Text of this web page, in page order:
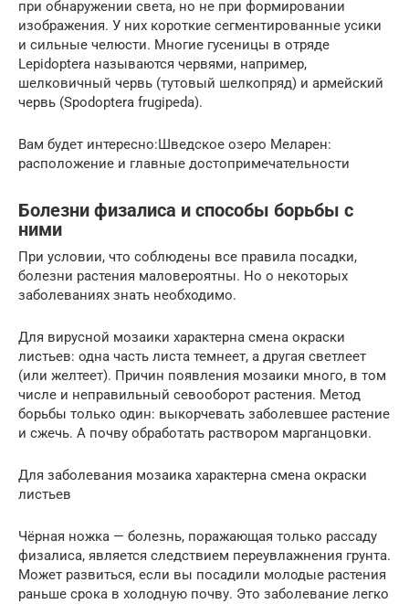
при обнаружении света, но не при формировании
изображения. У них короткие сегментированные усики
и сильные челюсти. Многие гусеницы в отряде
Lepidoptera называются червями, например,
шелковичный червь (тутовый шелкопряд) и армейский
червь (Spodoptera frugipeda).
Вам будет интересно:Шведское озеро Меларен:
расположение и главные достопримечательности
Болезни физалиса и способы борьбы с
ними
При условии, что соблюдены все правила посадки,
болезни растения маловероятны. Но о некоторых
заболеваниях знать необходимо.
Для вирусной мозаики характерна смена окраски
листьев: одна часть листа темнеет, а другая светлеет
(или желтеет). Причин появления мозаики много, в том
числе и неправильный севооборот растения. Метод
борьбы только один: выкорчевать заболевшее растение
и сжечь. А почву обработать раствором марганцовки.
Для заболевания мозаика характерна смена окраски
листьев
Чёрная ножка — болезнь, поражающая только рассаду
физалиса, является следствием переувлажнения грунта.
Может развиться, если вы посадили молодые растения
раньше срока в холодную почву. Это заболевание легко